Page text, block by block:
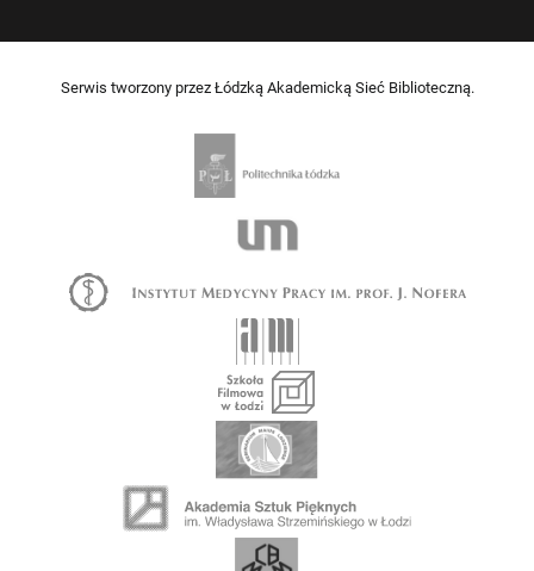
Serwis tworzony przez Łódzką Akademicką Sieć Biblioteczną.